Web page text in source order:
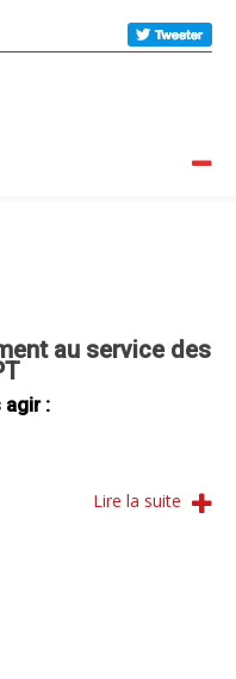
au service des
agir :
Lire la suite